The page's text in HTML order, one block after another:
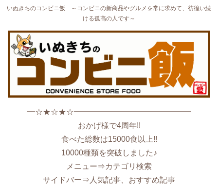
いぬきちのコンビニ飯 ～コンビニの新商品やグルメを常に求めて、彷徨い続
ける孤高の人です～
━☆★☆★☆━━━━━━━━━━━━━━━
おかげ様で4周年!!
食べた総数は15000食以上!!
10000種類を突破しました♪
メニュー⇒カテゴリ検索
サイドバー⇒人気記事、おすすめ記事